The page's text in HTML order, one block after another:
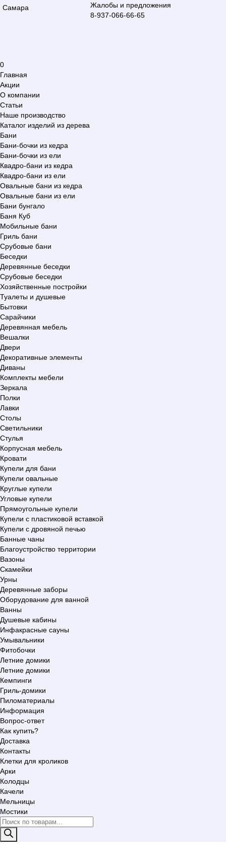
Самара
Жалобы и предложения
8-937-066-66-65
0
Главная
Акции
О компании
Статьи
Наше производство
Каталог изделий из дерева
Бани
Бани-бочки из кедра
Бани-бочки из ели
Квадро-бани из кедра
Квадро-бани из ели
Овальные бани из кедра
Овальные бани из ели
Бани бунгало
Баня Куб
Мобильные бани
Гриль бани
Срубовые бани
Беседки
Деревянные беседки
Срубовые беседки
Хозяйственные постройки
Туалеты и душевые
Бытовки
Сарайчики
Деревянная мебель
Вешалки
Двери
Декоративные элементы
Диваны
Комплекты мебели
Зеркала
Полки
Лавки
Столы
Светильники
Стулья
Корпусная мебель
Кровати
Купели для бани
Купели овальные
Круглые купели
Угловые купели
Прямоугольные купели
Купели с пластиковой вставкой
Купели с дровяной печью
Банные чаны
Благоустройство территории
Вазоны
Скамейки
Урны
Деревянные заборы
Оборудование для ванной
Ванны
Душевые кабины
Инфакрасные сауны
Умывальники
Фитобочки
Летние домики
Летние домики
Кемпинги
Гриль-домики
Пиломатериалы
Информация
Вопрос-ответ
Как купить?
Доставка
Контакты
Клетки для кроликов
Арки
Колодцы
Качели
Мельницы
Мостики
Поиск
товаров